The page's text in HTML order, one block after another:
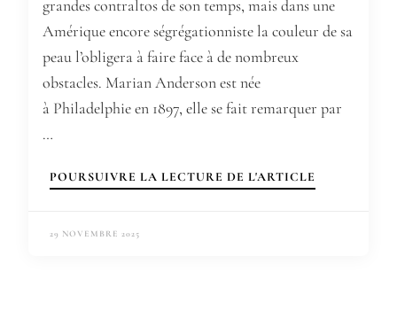
grandes contraltos de son temps, mais dans une
Amérique encore ségrégationniste la couleur de sa
peau l’obligera à faire face à de nombreux
obstacles. Marian Anderson est née
à Philadelphie en 1897, elle se fait remarquer par
…
POURSUIVRE LA LECTURE DE L'ARTICLE
29 NOVEMBRE 2025